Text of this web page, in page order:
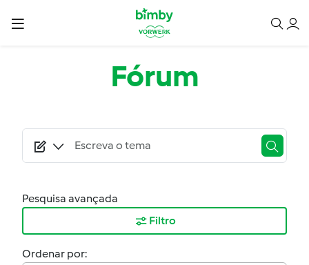
Passar para o conteúdo principal
Fórum
Pesquisa avançada
Filtro
Ordenar por: